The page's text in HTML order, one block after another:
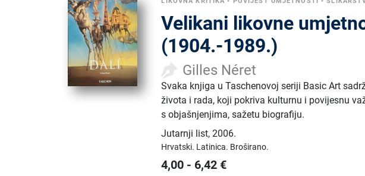
Velikani likovne
(1904.-1989.)
Gilles Néret
Svaka knjiga u Taschenovoj seriji Basic Art
života i rada, koji pokriva kulturnu i povijesnu
s objašnjenjima, sažetu biografiju.
Jutarnji list,2006.
Hrvatski. Latinica. Broširano.
4,00 - 6,42 €